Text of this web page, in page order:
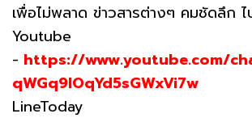
เพื่อไม่พลาด ข่าวสารต่างๆ คมชัดลึก ไ
Youtube
- https://www.youtube.com/
qWGq9lOqYd5sGWxVi7w
LineToday